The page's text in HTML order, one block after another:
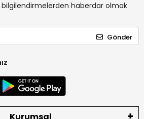
haberdar olmak
Gönder
Kurumsal